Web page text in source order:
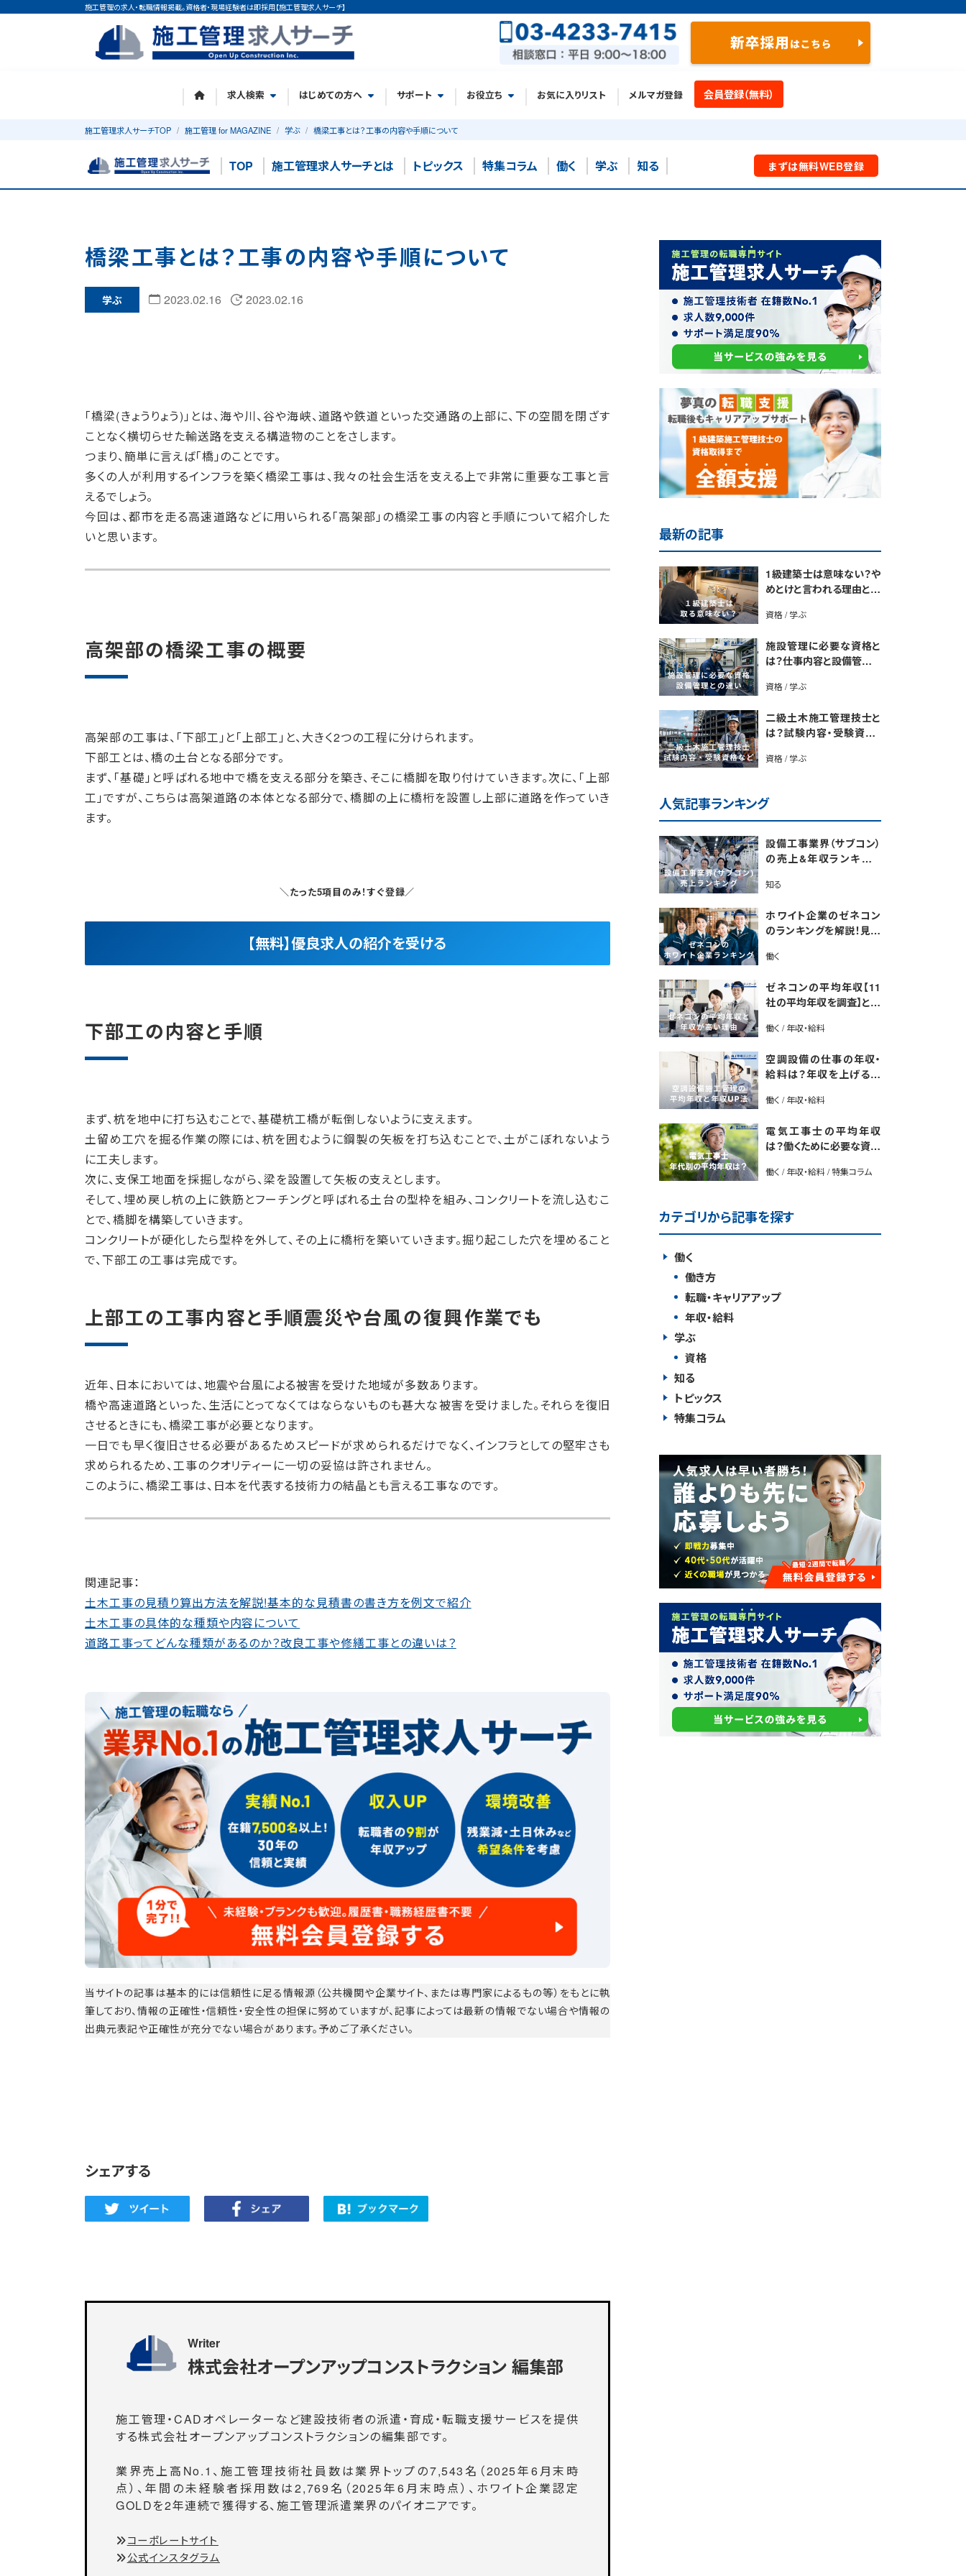
施工管理の求人・転職情報掲載。資格者・現場経験者は即採用【施工管理求人サーチ】
求人検索 はじめての方へ サポート お役立ち お気に入りリスト メルマガ登録 会員登録（無料）
施工管理求人サーチTOP 施工管理 for MAGAZINE 学ぶ 橋梁工事とは？工事の内容や手順について
TOP 施工管理求人サーチとは トピックス 特集コラム 働く 学ぶ 知る まずは無料WEB登録
橋梁工事とは？工事の内容や手順について
学ぶ 2023.02.16 2023.02.16
「橋梁(きょうりょう)」とは、海や川、谷や海峡、道路や鉄道といった交通路の上部に、下の空間を閉ざす
ことなく横切らせた輸送路を支える構造物のことをさします。
つまり、簡単に言えば「橋」のことです。
多くの人が利用するインフラを築く橋梁工事は、我々の社会生活を支える上で非常に重要な工事と言
えるでしょう。
今回は、都市を走る高速道路などに用いられる「高架部」の橋梁工事の内容と手順について紹介した
いと思います。
高架部の橋梁工事の概要
高架部の工事は、「下部工」と「上部工」と、大きく2つの工程に分けられます。
下部工とは、橋の土台となる部分です。
まず、「基礎」と呼ばれる地中で橋を支える部分を築き、そこに橋脚を取り付けていきます。次に、「上部
工」ですが、こちらは高架道路の本体となる部分で、橋脚の上に橋桁を設置し上部に道路を作っていき
ます。
＼たった5項目のみ！すぐ登録／
【無料】優良求人の紹介を受ける
下部工の内容と手順
まず、杭を地中に打ち込むことで、基礎杭工橋が転倒しないように支えます。
土留め工穴を掘る作業の際には、杭を囲むように鋼製の矢板を打ち込むことで、土がこぼれないよう
に工夫します。
次に、支保工地面を採掘しながら、梁を設置して矢板の支えとします。
そして、埋め戻し杭の上に鉄筋とフーチングと呼ばれる土台の型枠を組み、コンクリートを流し込むこ
とで、橋脚を構築していきます。
コンクリートが硬化したら型枠を外して、その上に橋桁を築いていきます。掘り起こした穴を埋めること
で、下部工の工事は完成です。
上部工の工事内容と手順震災や台風の復興作業でも
近年、日本においては、地震や台風による被害を受けた地域が多数あります。
橋や高速道路といった、生活にとってなくてはならないものも甚大な被害を受けました。それらを復旧
させるときにも、橋梁工事が必要となります。
一日でも早く復旧させる必要があるためスピードが求められるだけでなく、インフラとしての堅牢さも
求められるため、工事のクオリティーに一切の妥協は許されません。
このように、橋梁工事は、日本を代表する技術力の結晶とも言える工事なのです。
関連記事：
土木工事の見積り算出方法を解説!基本的な見積書の書き方を例文で紹介
土木工事の具体的な種類や内容について
道路工事ってどんな種類があるのか？改良工事や修繕工事との違いは？
当サイトの記事は基本的には信頼性に足る情報源（公共機関や企業サイト、または専門家によるもの等）をもとに執
筆しており、情報の正確性・信頼性・安全性の担保に努めていますが、記事によっては最新の情報でない場合や情報の
出典元表記や正確性が充分でない場合があります。予めご了承ください。
シェアする
Writer
株式会社オープンアップコンストラクション 編集部
施工管理・CADオペレーターなど建設技術者の派遣・育成・転職支援サービスを提供
する株式会社オープンアップコンストラクションの編集部です。
業界売上高No.1、施工管理技術社員数は業界トップの7,543名（2025年6月末時
点）、年間の未経験者採用数は2,769名（2025年6月末時点）、ホワイト企業認定
GOLDを2年連続で獲得する、施工管理派遣業界のパイオニアです。
コーポレートサイト
公式インスタグラム
最新の記事
1級建築士は意味ない？や
めとけと言われる理由と取
資格 / 学ぶ
施設管理に必要な資格と
は？仕事内容と設備管理と
資格 / 学ぶ
二級土木施工管理技士と
は？試験内容・受験資格・
資格 / 学ぶ
人気記事ランキング
設備工事業界（サブコン）
の売上&年収ランキング
設備ジャンル別】今後の動
知る
ホワイト企業のゼネコン
のランキングを解説！見極
版】
働く
ゼネコンの平均年収【11
社の平均年収を調査】と年
P法も紹介
働く / 年収・給料
空調設備の仕事の年収・
給料は？年収を上げる方
働く / 年収・給料
電気工事士の平均年収
は？働くために必要な資格
働く / 年収・給料 / 特集コラム
カテゴリから記事を探す
働く
働き方
転職・キャリアアップ
年収・給料
学ぶ
資格
知る
トピックス
特集コラム